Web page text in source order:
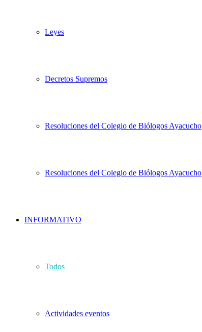
Leyes
Decretos Supremos
Resoluciones del Colegio de Biólogos Ayacucho
Resoluciones del Colegio de Biólogos Ayacucho
INFORMATIVO
Todos
Actividades eventos